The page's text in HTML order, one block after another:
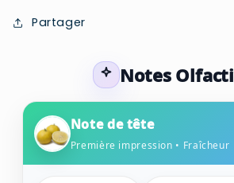
Partager
Notes
Note de tête
Première impression • Fraîcheur